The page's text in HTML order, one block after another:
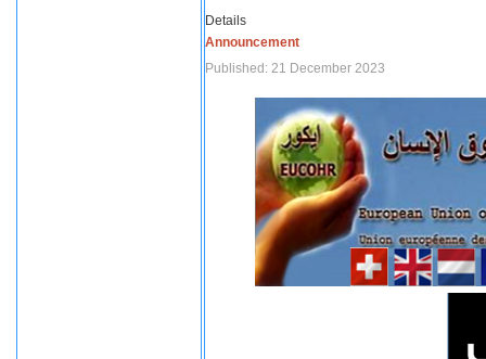
Details
Announcement
Published: 21 December 2023